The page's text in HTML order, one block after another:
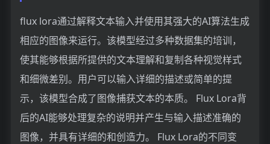
flux lora通过解释文本输入并使用其强大的AI算法生成
相应的图像来运行。该模型经过多种数据集的培训，
使其能够根据所提供的文本理解和复制各种视觉样式
和细微差别。用户可以输入详细的描述或简单的提
示，该模型合成了图像捕获文本的本质。 Flux Lora背
后的AI能够处理复杂的说明并产生与输入描述准确的
图像，并具有详细的和创造力。 Flux Lora的不同变